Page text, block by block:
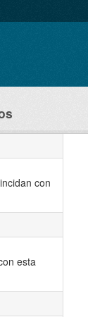
con
esta